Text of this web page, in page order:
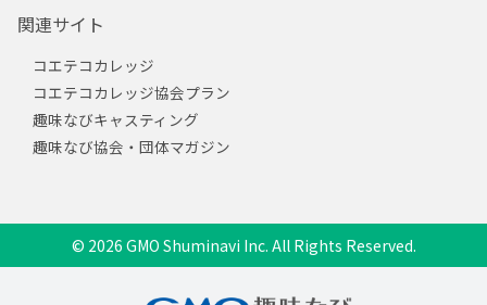
関連サイト
コエテコカレッジ
コエテコカレッジ協会プラン
趣味なびキャスティング
趣味なび協会・団体マガジン
© 2026 GMO Shuminavi Inc. All Rights Reserved.